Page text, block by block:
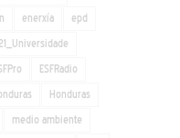
enerxía
epd
ESFRadio
Honduras
medio ambiente